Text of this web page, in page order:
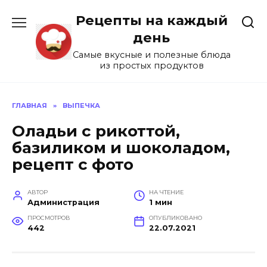
содержанию
Рецепты на каждый
день
Самые вкусные и полезные блюда
из простых продуктов
ГЛАВНАЯ » ВЫПЕЧКА
Оладьи с рикоттой,
базиликом и шоколадом,
рецепт с фото
АВТОР
Администрация
НА ЧТЕНИЕ
1 мин
ПРОСМОТРОВ
442
ОПУБЛИКОВАНО
22.07.2021